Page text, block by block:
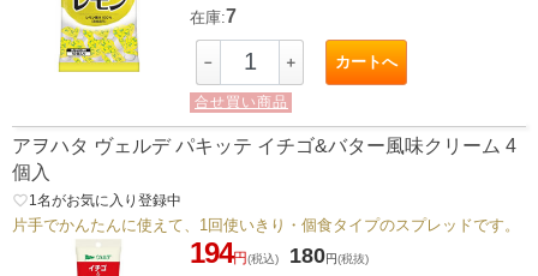
在庫:7
－ ＋ カートへ
合せ買い商品
アヲハタ ヴェルデ パキッテ イチゴ&バター風味クリーム 4
個入
favorite_border1 名がお気に入り登録中
片手でかんたんに使えて、1回使いきり・個食タイプのスプレッドです。
194円(税込) 180円(税抜)